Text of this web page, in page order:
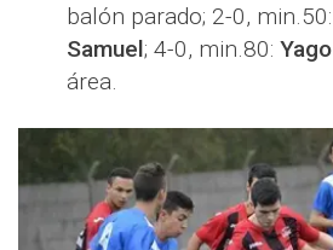
balón parado; 2-0, min.50:
Samuel; 4-0, min.80: Yago
área.